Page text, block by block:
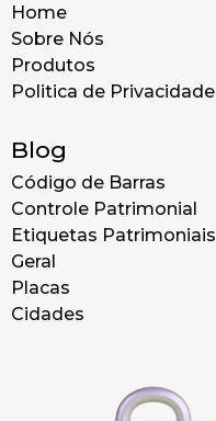
Home
Sobre Nós
Produtos
Politica de Privacidade
Blog
Código de Barras
Controle Patrimonial
Etiquetas Patrimoniais
Geral
Placas
Cidades